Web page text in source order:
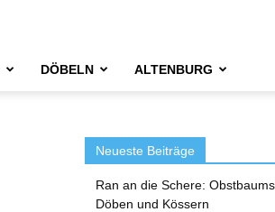
DÖBELN ALTENBURG
Neueste Beiträge
Ran an die Schere:
Döben und Kössern